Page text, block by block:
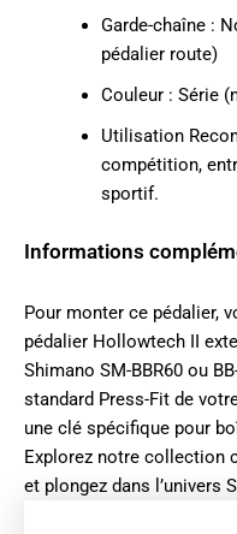
Garde-chaîne :
pédalier route)
Couleur : Série
Utilisation
compétition,
sportif.
Informations
Pour monter ce pédalier,
pédalier Hollowtech II
Shimano SM-BBR60 ou
standard Press-Fit de
une clé spécifique pour
Explorez notre collection
et plongez dans l’univers